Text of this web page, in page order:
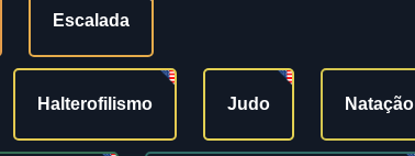
Escalada
Halterofilismo Judo Natação